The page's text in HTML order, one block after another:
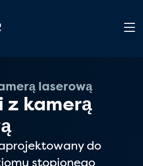
laserową
z kamerą
do
stopionego